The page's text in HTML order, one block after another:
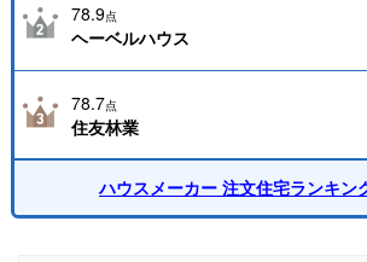
78.9点
ヘーベルハウス
78.7点
住友林業
ハウスメーカー 注文住宅ランキン